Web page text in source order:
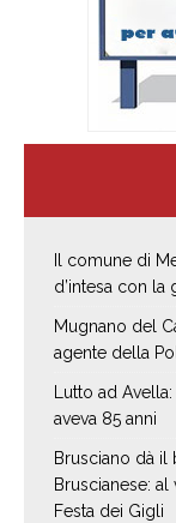
Il comune di
d’intesa con la
Mugnano del
agente della
Lutto ad
aveva 85 anni
Brusciano dà il
Bruscianese:
Festa dei Gigli